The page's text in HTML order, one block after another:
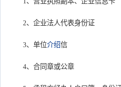
2、企业法人代表身份证
3、单位介绍信
4、合同章或公章